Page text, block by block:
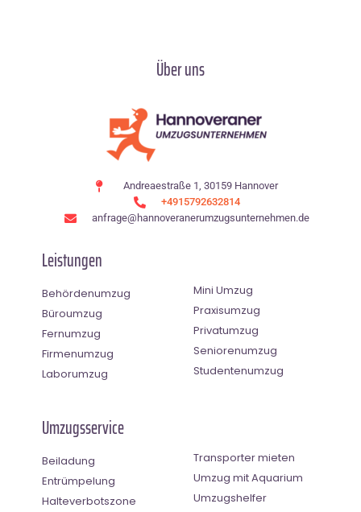
Über uns
Andreaestraße 1, 30159 Hannover
+4915792632814
anfrage@hannoveranerumzugsunternehmen.de
Leistungen
Behördenumzug
Büroumzug
Fernumzug
Firmenumzug
Laborumzug
Mini Umzug
Praxisumzug
Privatumzug
Seniorenumzug
Studentenumzug
Umzugsservice
Beiladung
Entrümpelung
Halteverbotszone
Transporter mieten
Umzug mit Aquarium
Umzugshelfer